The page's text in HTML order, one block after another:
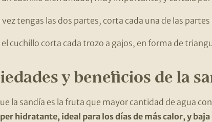
vez tengas las dos partes, corta cada una de las
el cuchillo corta cada trozo a gajos, en forma de
y beneficios de la
la sandía es la fruta que mayor cantidad de agua
hidratante, ideal para los días de más calor, y